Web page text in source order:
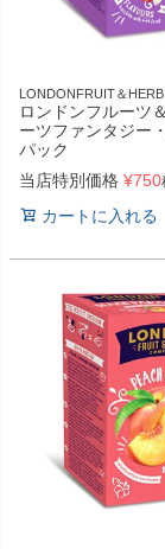
LONDONFRUIT＆HERB
ロンドンフルーツ
ーツファンタジー
パック
当店特別価格 ¥750
カートに入れる